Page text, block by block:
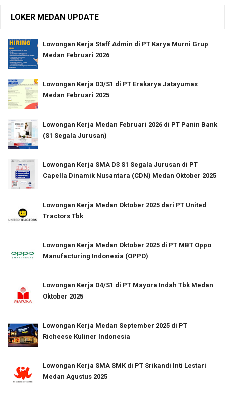
LOKER MEDAN UPDATE
Lowongan Kerja Staff Admin di PT Karya Murni Grup
Medan Februari 2026
Lowongan Kerja D3/S1 di PT Erakarya Jatayumas
Medan Februari 2025
Lowongan Kerja Medan Februari 2026 di PT Panin Bank
(S1 Segala Jurusan)
Lowongan Kerja SMA D3 S1 Segala Jurusan di PT
Capella Dinamik Nusantara (CDN) Medan Oktober 2025
Lowongan Kerja Medan Oktober 2025 dari PT United
Tractors Tbk
Lowongan Kerja Medan Oktober 2025 di PT MBT Oppo
Manufacturing Indonesia (OPPO)
Lowongan Kerja D4/S1 di PT Mayora Indah Tbk Medan
Oktober 2025
Lowongan Kerja Medan September 2025 di PT
Richeese Kuliner Indonesia
Lowongan Kerja SMA SMK di PT Srikandi Inti Lestari
Medan Agustus 2025